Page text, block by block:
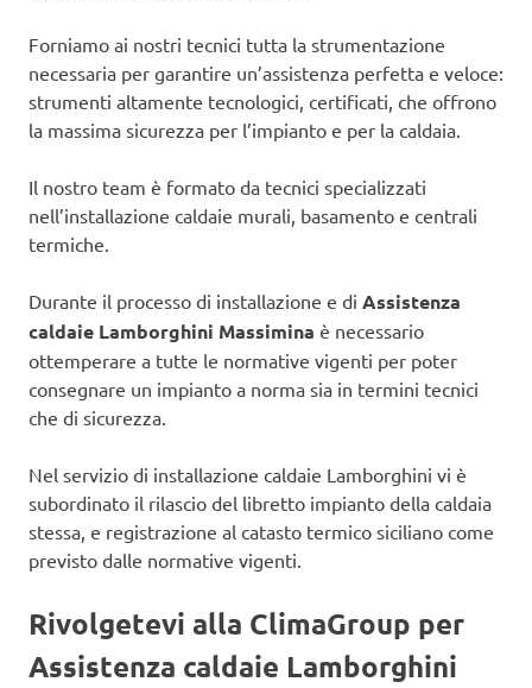
Forniamo ai nostri tecnici tutta la strumentazione
necessaria per garantire un’assistenza perfetta e veloce:
strumenti altamente tecnologici, certificati, che offrono
la massima sicurezza per l’impianto e per la caldaia.
Il nostro team è formato da tecnici specializzati
nell’installazione caldaie murali, basamento e centrali
termiche.
Durante il processo di installazione e di Assistenza
caldaie Lamborghini Massimina è necessario
ottemperare a tutte le normative vigenti per poter
consegnare un impianto a norma sia in termini tecnici
che di sicurezza.
Nel servizio di installazione caldaie Lamborghini vi è
subordinato il rilascio del libretto impianto della caldaia
stessa, e registrazione al catasto termico siciliano come
previsto dalle normative vigenti.
Rivolgetevi alla ClimaGroup per
Assistenza caldaie Lamborghini